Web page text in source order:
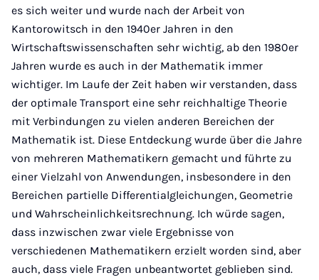
es sich weiter und wurde nach der Arbeit von
Kantorowitsch in den 1940er Jahren in den
Wirtschaftswissenschaften sehr wichtig, ab den 1980er
Jahren wurde es auch in der Mathematik immer
wichtiger. Im Laufe der Zeit haben wir verstanden, dass
der optimale Transport eine sehr reichhaltige Theorie
mit Verbindungen zu vielen anderen Bereichen der
Mathematik ist. Diese Entdeckung wurde über die Jahre
von mehreren Mathematikern gemacht und führte zu
einer Vielzahl von Anwendungen, insbesondere in den
Bereichen partielle Differentialgleichungen, Geometrie
und Wahrscheinlichkeitsrechnung. Ich würde sagen,
dass inzwischen zwar viele Ergebnisse von
verschiedenen Mathematikern erzielt worden sind, aber
auch, dass viele Fragen unbeantwortet geblieben sind.